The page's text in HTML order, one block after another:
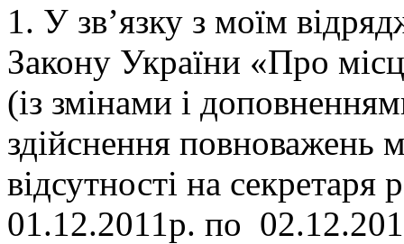
1. У зв’язку з моїм
Закону України «Про
(із змінами і
здійснення повноважень
відсутності на
01.12.2011р. по